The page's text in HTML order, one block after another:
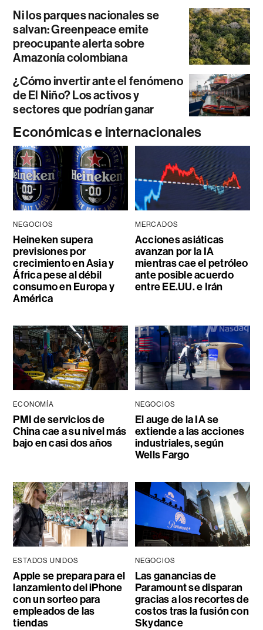
Ni los parques nacionales se
salvan: Greenpeace emite
preocupante alerta sobre
Amazonía colombiana
¿Cómo invertir ante el fenómeno
de El Niño? Los activos y
sectores que podrían ganar
Económicas e internacionales
NEGOCIOS
Heineken supera
previsiones por
crecimiento en Asia y
África pese al débil
consumo en Europa y
América
MERCADOS
Acciones asiáticas
avanzan por la IA
mientras cae el petróleo
ante posible acuerdo
entre EE.UU. e Irán
ECONOMÍA
PMI de servicios de
China cae a su nivel más
bajo en casi dos años
NEGOCIOS
El auge de la IA se
extiende a las acciones
industriales, según
Wells Fargo
ESTADOS UNIDOS
Apple se prepara para el
lanzamiento del iPhone
con un sorteo para
empleados de las
tiendas
NEGOCIOS
Las ganancias de
Paramount se disparan
gracias a los recortes de
costos tras la fusión con
Skydance